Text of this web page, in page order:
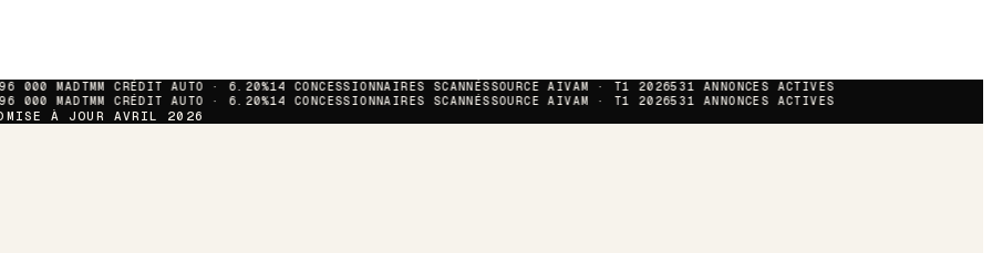
000MADTMM CRÉDIT AUTO · 6.20%14 CONCESSIONNAIRES SCANNÉSSOURCE AIVAM · T1 2026531ANNONCES ACTIVES
000MADTMM CRÉDIT AUTO · 6.20%14 CONCESSIONNAIRES SCANNÉSSOURCE AIVAM · T1 2026531ANNONCES ACTIVES
MISE À JOUR AVRIL 2026